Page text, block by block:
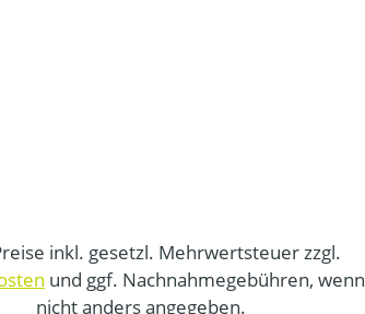
inkl. gesetzl. Mehrwertsteuer zzgl.
und ggf. Nachnahmegebühren, wenn
nicht anders angegeben.